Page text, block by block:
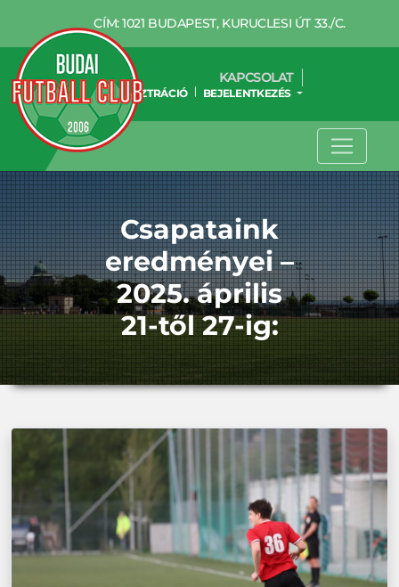
CÍM: 1021 BUDAPEST, KURUCLESI ÚT 33./C.
KAPCSOLAT
REGISZTRÁCIÓ BEJELENTKEZÉS
Csapataink
eredményei –
2025. április
21-től 27-ig: